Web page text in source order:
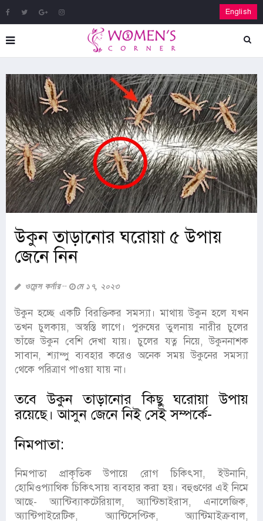
English
উকুন তাড়ানোর ঘরোয়া ৫ উপায়
জেনে নিন
ওমেন্স কর্নার মে ১৭, ২০২৩
উকুন হচ্ছে একটি বিরক্তিকর সমস্যা। মাথায় উকুন হলে যখন
তখন চুলকায়, অস্বস্তি লাগে। পুরুষের তুলনায় নারীর চুলের
ভাঁজে উকুন বেশি দেখা যায়। চুলের যত্ন নিয়ে, উকুননাশক
সাবান, শ্যাম্পু ব্যবহার করেও অনেক সময় উকুনের সমস্যা
থেকে পরিত্রাণ পাওয়া যায় না।
তবে উকুন তাড়ানোর কিছু ঘরোয়া উপায়
রয়েছে। আসুন জেনে নিই সেই সম্পর্কে-
নিমপাতা:
নিমপাতা প্রাকৃতিক উপায়ে রোগ চিকিৎসা, ইউনানি,
হোমিওপ্যাথিক চিকিৎসায় ব্যবহার করা হয়। বহুগুণের এই নিমে
আছে- অ্যান্টিব্যাকটেরিয়াল, অ্যান্টিভাইরাস, এনালেজিক,
অ্যান্টিপাইরেটিক, অ্যান্টিসেপ্টিক, অ্যান্টিমাইক্রবাল,